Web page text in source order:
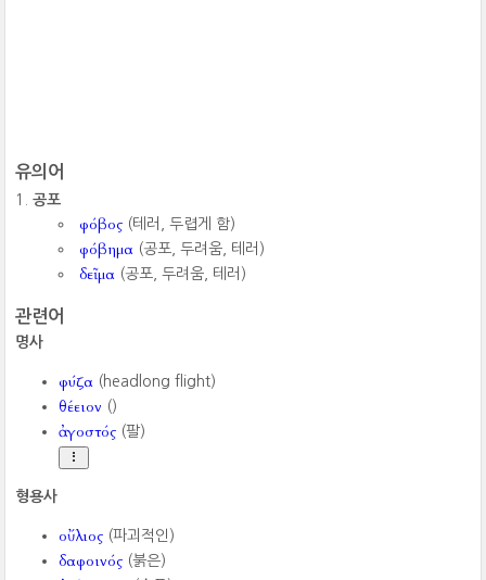
유의어
공포
φόβος (테러, 두렵게 함)
φόβημα (공포, 두려움, 테러)
δεῖμα (공포, 두려움, 테러)
관련어
명사
φύζα (headlong flight)
θέειον ()
ἀγοστός (팔)
형용사
οὔλιος (파괴적인)
δαφοινός (붉은)